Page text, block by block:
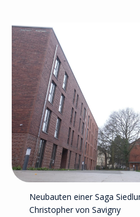
Neubauten einer Saga
Christopher von Savigny